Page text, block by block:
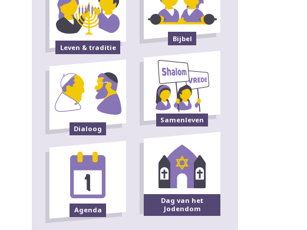
Leven & traditie
Bijbel
Dialoog
Samenleven
Agenda
Dag van het
Jodendom